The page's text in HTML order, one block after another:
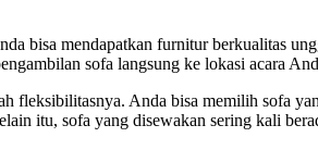
bisa mendapatkan furnitur berkualitas
sofa langsung ke lokasi acara
fleksibilitasnya. Anda bisa memilih sofa
itu, sofa yang disewakan sering kali